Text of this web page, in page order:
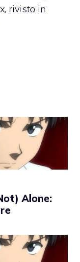
rivisto in
Alone: